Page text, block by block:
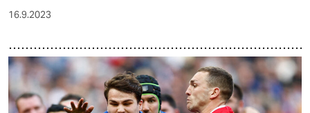
16.9.2023